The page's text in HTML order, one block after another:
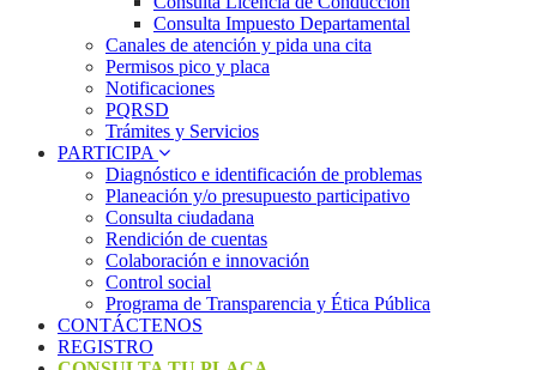
Consulta Impuesto Departamental
Canales de atención y pida una cita
Permisos pico y placa
Notificaciones
PQRSD
Trámites y Servicios
PARTICIPA
Diagnóstico e identificación de problemas
Planeación y/o presupuesto participativo​
Consulta ciudadana
Rendición de cuentas
Colaboración e innovación
Control social
Programa de Transparencia y Ética Pública
CONTÁCTENOS
REGISTRO